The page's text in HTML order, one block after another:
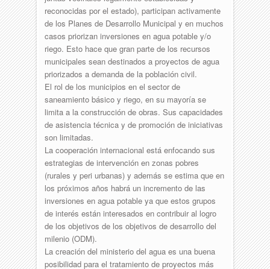
reconocidas por el estado), participan activamente
de los Planes de Desarrollo Municipal y en muchos
casos priorizan inversiones en agua potable y/o
riego. Esto hace que gran parte de los recursos
municipales sean destinados a proyectos de agua
priorizados a demanda de la población civil.
El rol de los municipios en el sector de
saneamiento básico y riego, en su mayoría se
limita a la construcción de obras. Sus capacidades
de asistencia técnica y de promoción de iniciativas
son limitadas.
La cooperación internacional está enfocando sus
estrategias de intervención en zonas pobres
(rurales y peri urbanas) y además se estima que en
los próximos años habrá un incremento de las
inversiones en agua potable ya que estos grupos
de interés están interesados en contribuir al logro
de los objetivos de los objetivos de desarrollo del
milenio (ODM).
La creación del ministerio del agua es una buena
posibilidad para el tratamiento de proyectos más